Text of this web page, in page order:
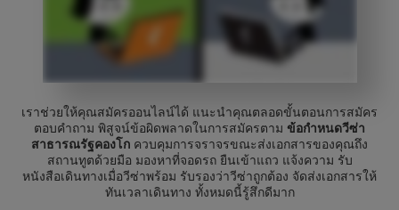
เราช่วยให้คุณสมัครออนไลน์ได้ แนะนำคุณตลอดขั้นตอนการสมัคร
ตอบคำถาม พิสูจน์ข้อผิดพลาดในการสมัครตาม ข้อกำหนดวีซ่า
สาธารณรัฐคองโก ควบคุมการจราจรขณะส่งเอกสารของคุณถึง
สถานทูตด้วยมือ มองหาที่จอดรถ ยืนเข้าแถว แจ้งความ รับ
หนังสือเดินทางเมื่อวีซ่าพร้อม รับรองว่าวีซ่าถูกต้อง จัดส่งเอกสารให้
ทันเวลาเดินทาง ทั้งหมดนี้รู้สึกดีมาก